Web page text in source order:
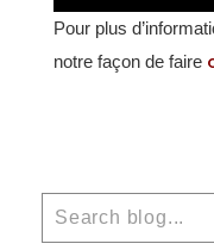
Pour plus
notre façon de faire